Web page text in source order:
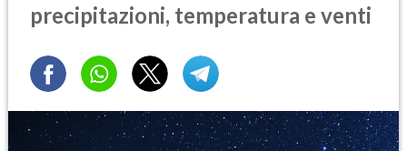
precipitazioni, temperatura e venti